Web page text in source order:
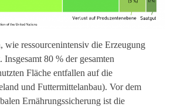
wie ressourcenintensiv die Erzeugung
80 % der gesamten
Fläche entfallen auf die
und Futtermittelanbau). Vor dem
Ernährungssicherung ist die